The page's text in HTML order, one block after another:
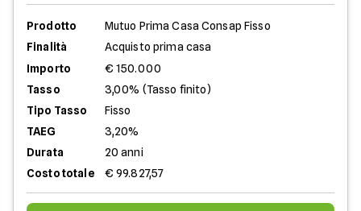
Prodotto
Mutuo Prima Casa Consap Fisso
Finalità
Acquisto prima casa
Importo
€ 150.000
Tasso
3,00% (Tasso finito)
Tipo Tasso
Fisso
TAEG
3,20%
Durata
20 anni
Costo totale
€ 99.827,57